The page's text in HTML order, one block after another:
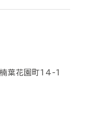
葉花園町14-1